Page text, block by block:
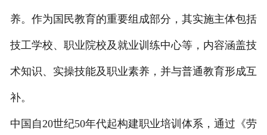
在线留言
养。作为国民教育的重要组成部分，其实施主体包括
技工学校、职业院校及就业训练中心等，内容涵盖技
术知识、实操技能及职业素养，并与普通教育形成互
补。
中国自20世纪50年代起构建职业培训体系，通过《劳